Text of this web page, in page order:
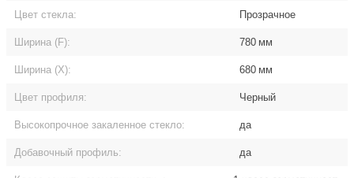
Цвет стекла: Прозрачное
Ширина (F): 780 мм
Ширина (Х): 680 мм
Цвет профиля: Черный
Высокопрочное закаленное стекло: да
Добавочный профиль: да